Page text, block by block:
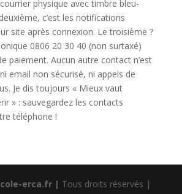
physique avec timbre bleu-
c’est les notifications
site après connexion. Le troisième ?
0806 20 30 40 (non surtaxé)
paiement. Aucun autre contact n’est
email non sécurisé, ni appels de
Je dis toujours « Mieux vaut
» : sauvegardez les contacts
téléphone !
erca.fr | Tous droits réservés |